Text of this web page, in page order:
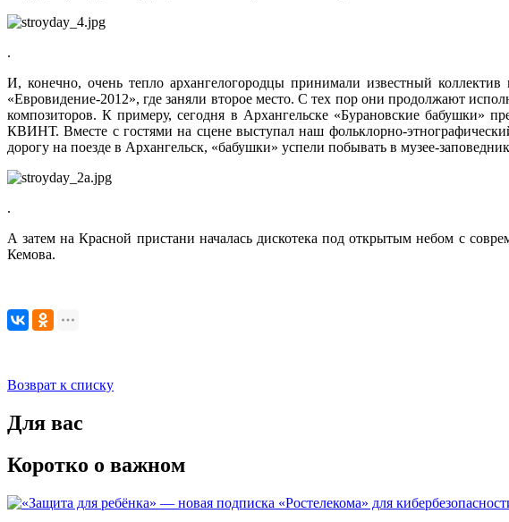
.
И, конечно, очень тепло архангелогородцы принимали известный
«Евровидение-2012», где заняли второе место. С тех пор они продолжают
композиторов. К примеру, сегодня в Архангельске «Бурановские
КВИНТ. Вместе с гостями на сцене выступал наш фольклорно-
дорогу на поезде в Архангельск, «бабушки» успели побывать в музее-
.
А затем на Красной пристани началась дискотека под открытым небом с
Кемова.
Возврат к списку
Для вас
Коротко о важном